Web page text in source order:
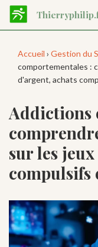
Aller
contenu
Accueil › Gestion du
comportementales :
d'argent, achats
Addictions
sur les
compulsifs